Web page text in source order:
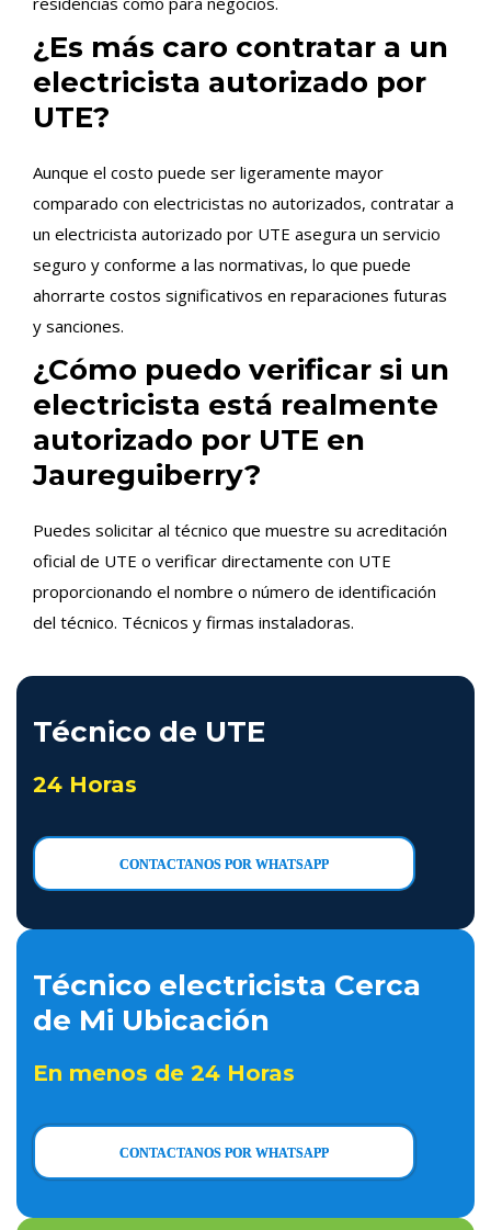
¿Es más caro contratar a un
electricista autorizado por
UTE?
Aunque el costo puede ser ligeramente mayor
comparado con electricistas no autorizados, contratar a
un electricista autorizado por UTE asegura un servicio
seguro y conforme a las normativas, lo que puede
ahorrarte costos significativos en reparaciones futuras
y sanciones.
¿Cómo puedo verificar si un
electricista está realmente
autorizado por UTE en
Jaureguiberry?
Puedes solicitar al técnico que muestre su acreditación
oficial de UTE o verificar directamente con UTE
proporcionando el nombre o número de identificación
del técnico. Técnicos y firmas instaladoras.
Técnico de UTE
24 Horas
CONTACTANOS POR WHATSAPP
Técnico electricista Cerca
de Mi Ubicación
En menos de 24 Horas
CONTACTANOS POR WHATSAPP